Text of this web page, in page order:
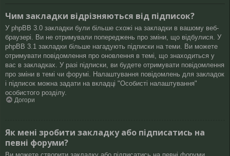
Чим закладки відрізняються від підписок?
У phpBB 3.0 закладки були більше схожі на закладки в вашому веб-
браузері. Ви не отримували попереджень про зміни, що відбулися. У
phpBB 3.1 закладки більше нагадують підписки на теми. Ви можете
отримувати повідомлення про оновлення в темі, що знаходиться у
вас в закладках. У разі підписки, ви будете отримувати повідомлення
про зміни в темі чи форумі. Налаштування повідомлень для закладок
і підписок можна задати на вкладці "Особисті налаштування"
особистого розділу.
Догори
Як мені зробити закладку або підписатись на
певні форуми?